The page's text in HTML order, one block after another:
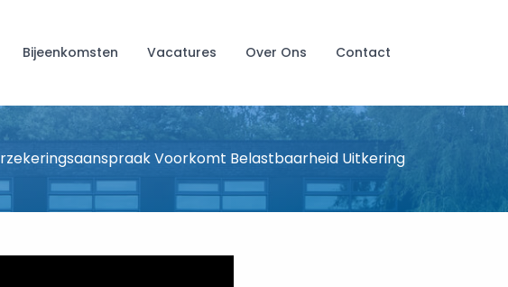
Bijeenkomsten Vacatures Over Ons Contact
Voorkomt Belastbaarheid Uitkering